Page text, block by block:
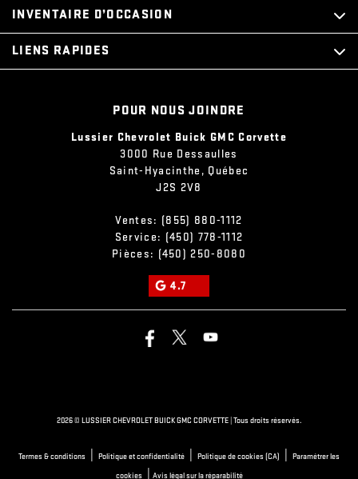
POUR NOUS JOINDRE
Lussier Chevrolet Buick GMC Corvette
3000 Rue Dessaulles
Saint-Hyacinthe , Québec
J2S 2V8
Ventes: (855) 880-1112
Service: (450) 778-1112
Pièces: (450) 250-8080
4.7
INVENTAIRE D’OCCASION
LIENS RAPIDES
2026 © LUSSIER CHEVROLET BUICK GMC CORVETTE| Tous droits réservés.
Termes & conditions Politique et confidentialité Politique de cookies (CA)
Paramétrer les
cookies| Avis légal sur la réparabilité